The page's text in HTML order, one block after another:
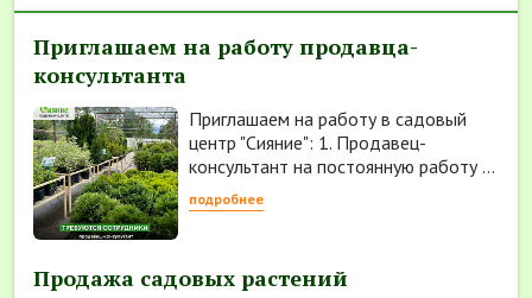
Приглашаем на работу продавца-
консультанта
Приглашаем на работу в садовый
центр "Сияние": 1. Продавец-
консультант на постоянную работу ...
подробнее
Продажа садовых растений